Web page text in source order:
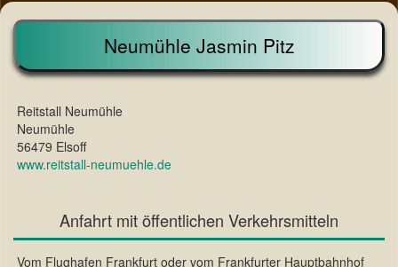
Neumühle Jasmin Pitz
Reitstall Neumühle
Neumühle
56479 Elsoff
www.reitstall-neumuehle.de
Anfahrt mit öffentlichen Verkehrsmitteln
Vom Flughafen Frankfurt oder vom Frankfurter Hauptbahnhof